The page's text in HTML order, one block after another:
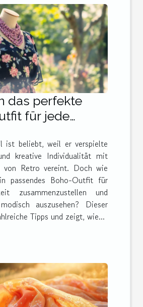
das perfekte
für jede
ist beliebt, weil er verspielte
kreative Individualität mit
von Retro vereint. Doch wie
passendes Boho-Outfit für
zusammenzustellen und
auszusehen? Dieser
Tipps und zeigt, wie...